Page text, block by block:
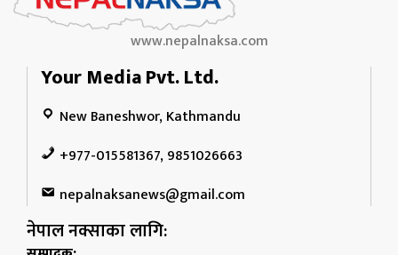
www.nepalnaksa.com
Your Media Pvt. Ltd.
New Baneshwor, Kathmandu
+977-015581367, 9851026663
nepalnaksanews@gmail.com
नेपाल नक्साका लागि: